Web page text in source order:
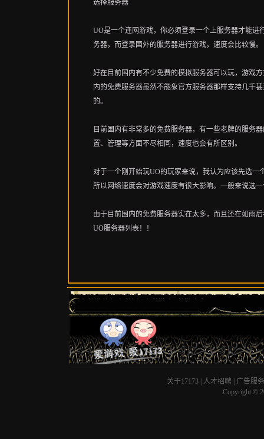
选择服务器
UO是一个连网游戏，你必须登录一个上服务器才能
务器，而登录国外的服务器进行游戏，速度会比较慢。
好在目前国内有不少免费的模拟服务器可以玩，游戏
内的免费服务器虽然不能象官方服务器那样支持几千
的。
目前国内有非常多的免费服务器，有一些老牌的服务
置、管理等方面不尽相同，速度也会有所区别。
对于一个刚开始玩UO的玩家来说，我认为应该先选
所以网络速度会对游戏速度有很大影响。一般来说选
由于目前国内的免费服务器实在太多，而且还在如雨
UO服务器列表！！
关于17173 人才招聘
广告服务
Copyright ©